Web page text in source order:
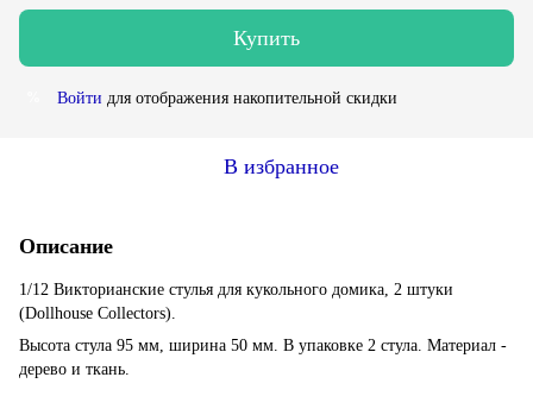
Купить
Войти для отображения накопительной скидки
В избранное
Описание
1/12 Викторианские стулья для кукольного домика, 2 штуки
(Dollhouse Collectors).
Высота стула 95 мм, ширина 50 мм. В упаковке 2 стула. Материал -
дерево и ткань.